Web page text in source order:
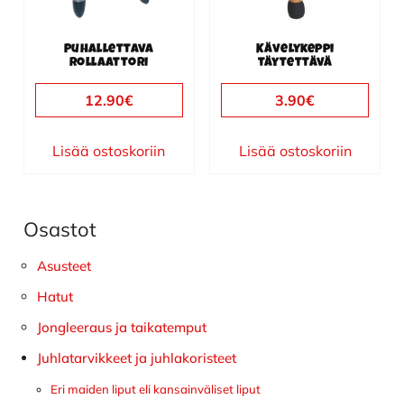
Puhallettava
rollaattori
12.90€
Lisää ostoskoriin
Kävelykeppi
täytettävä
3.90€
Lisää ostoskoriin
Ensisijainen
sivupalkki
Osastot
Asusteet
Hatut
Jongleeraus ja taikatemput
Juhlatarvikkeet ja juhlakoristeet
Eri maiden liput eli kansainväliset liput